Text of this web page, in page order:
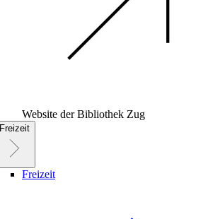
Website der Bibliothek Zug
Freizeit
Freizeit